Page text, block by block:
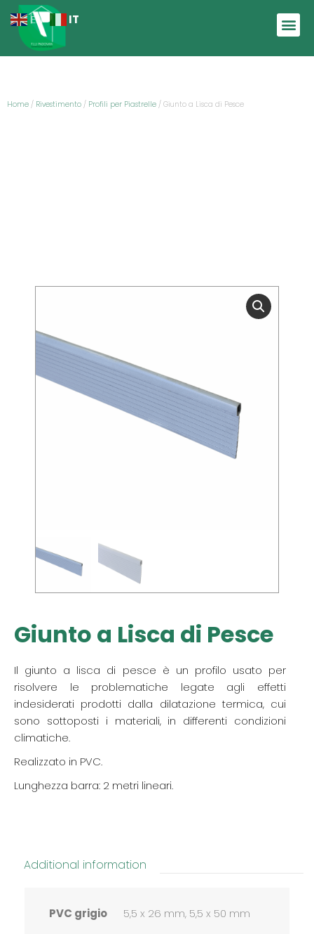
Home / Rivestimento / Profili per Piastrelle / Giunto a Lisca di Pesce
Giunto a Lisca di Pesce
Il giunto a lisca di pesce è un profilo usato per
risolvere le problematiche legate agli effetti
indesiderati prodotti dalla dilatazione termica, cui
sono sottoposti i materiali, in differenti condizioni
climatiche.
Realizzato in PVC.
Lunghezza barra: 2 metri lineari.
Additional information
PVC grigio 5,5 x 26 mm, 5,5 x 50 mm
EN IT